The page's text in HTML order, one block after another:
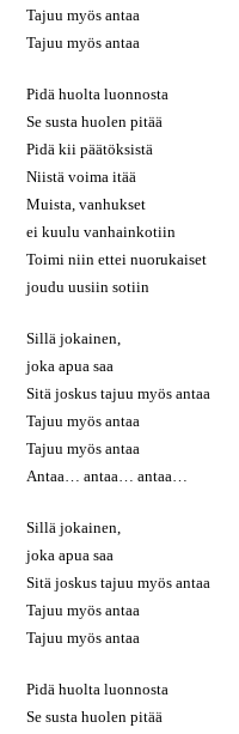
Tajuu myös antaa
Tajuu myös antaa
Pidä huolta luonnosta
Se susta huolen pitää
Pidä kii päätöksistä
Niistä voima itää
Muista, vanhukset
ei kuulu vanhainkotiin
Toimi niin ettei nuorukaiset
joudu uusiin sotiin
Sillä jokainen,
joka apua saa
Sitä joskus tajuu myös antaa
Tajuu myös antaa
Tajuu myös antaa
Antaa… antaa… antaa…
Sillä jokainen,
joka apua saa
Sitä joskus tajuu myös antaa
Tajuu myös antaa
Tajuu myös antaa
Pidä huolta luonnosta
Se susta huolen pitää